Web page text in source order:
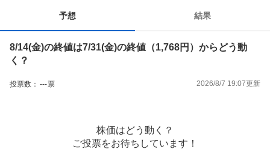
予想 結果
8/14(金)の終値は7/31(金)の終値（1,768円）からどう動
く？
投票数： ---票 2026/8/7 19:07更新
株価はどう動く？
ご投票をお待ちしています！